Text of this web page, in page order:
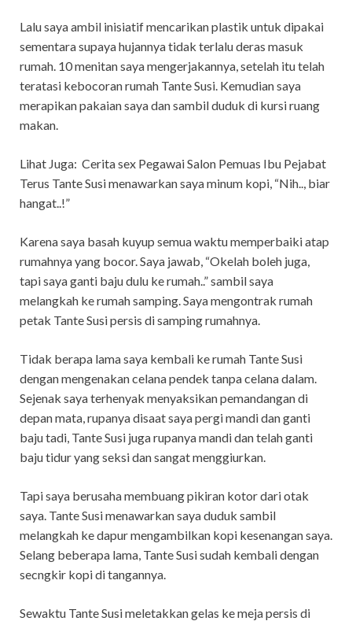
Lalu saya ambil inisiatif mencarikan plastik untuk dipakai
sementara supaya hujannya tidak terlalu deras masuk
rumah. 10 menitan saya mengerjakannya, setelah itu telah
teratasi kebocoran rumah Tante Susi. Kemudian saya
merapikan pakaian saya dan sambil duduk di kursi ruang
makan.
Lihat Juga: Cerita sex Pegawai Salon Pemuas Ibu Pejabat
Terus Tante Susi menawarkan saya minum kopi, “Nih.., biar
hangat..!”
Karena saya basah kuyup semua waktu memperbaiki atap
rumahnya yang bocor. Saya jawab, “Okelah boleh juga,
tapi saya ganti baju dulu ke rumah..” sambil saya
melangkah ke rumah samping. Saya mengontrak rumah
petak Tante Susi persis di samping rumahnya.
Tidak berapa lama saya kembali ke rumah Tante Susi
dengan mengenakan celana pendek tanpa celana dalam.
Sejenak saya terhenyak menyaksikan pemandangan di
depan mata, rupanya disaat saya pergi mandi dan ganti
baju tadi, Tante Susi juga rupanya mandi dan telah ganti
baju tidur yang seksi dan sangat menggiurkan.
Tapi saya berusaha membuang pikiran kotor dari otak
saya. Tante Susi menawarkan saya duduk sambil
melangkah ke dapur mengambilkan kopi kesenangan saya.
Selang beberapa lama, Tante Susi sudah kembali dengan
secngkir kopi di tangannya.
Sewaktu Tante Susi meletakkan gelas ke meja persis di